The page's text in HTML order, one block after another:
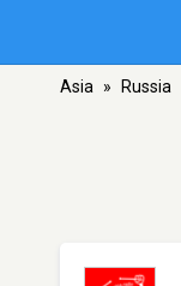
Asia » Russia